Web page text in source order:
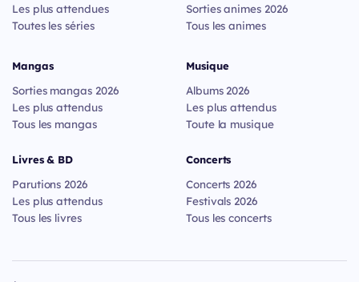
Les plus attendues
Toutes les séries
Sorties animes 2026
Tous les animes
Mangas
Sorties mangas 2026
Les plus attendus
Tous les mangas
Livres & BD
Parutions 2026
Les plus attendus
Tous les livres
Musique
Albums 2026
Les plus attendus
Toute la musique
Concerts
Concerts 2026
Festivals 2026
Tous les concerts